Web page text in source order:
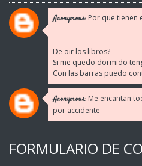
Anonymous: Por que tienen
De oir los libros?
Si me quedo dormido
Con las barras puedo
Anonymous: Me encantan
por accidente
FORMULARIO DE